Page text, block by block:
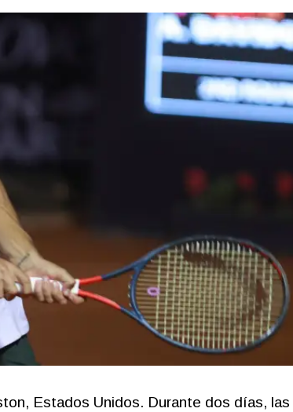
Estados Unidos. Durante dos días, las